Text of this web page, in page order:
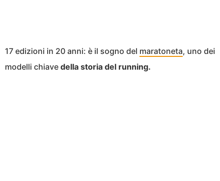
17 edizioni in 20 anni: è il sogno del maratoneta, uno dei
modelli chiave della storia del running.